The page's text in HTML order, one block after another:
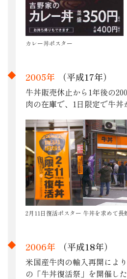
カレー丼ポスター
2005年 （平成17年）
牛丼販売休止から1年後の
肉の在庫で、1日限定で牛丼
2月11日復活ポスター 牛丼を求めて長
2006年 （平成18年）
米国産牛肉の輸入再開によ
の「牛丼復活祭」を開催した